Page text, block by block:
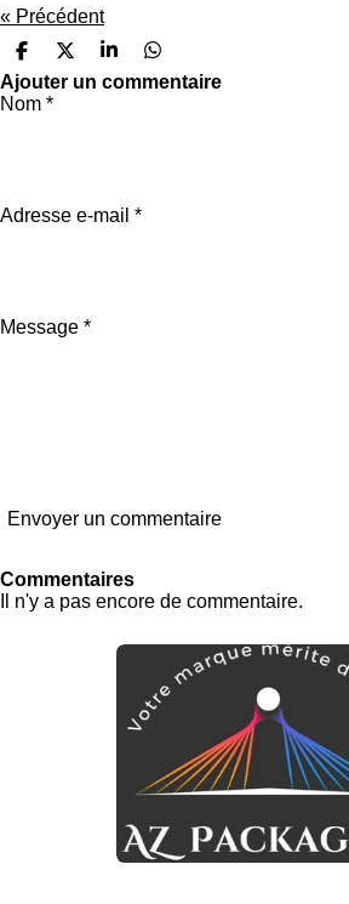
« Précédent
P
a
r
t
P
a
P
a
P
a
Ajouter un commentaire
Nom *
Adresse e-mail *
Message *
Envoyer un commentaire
Commentaires
Il n'y a pas encore de commentaire.